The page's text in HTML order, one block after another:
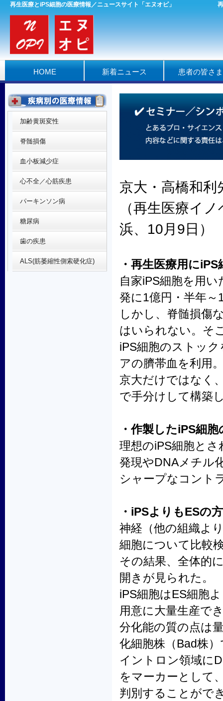
再生医療とiPS細胞の医療情報／ニュースサイト「エヌオピ」
HOME 新着ニュース 患者の皆さ
京大・高橋和利
（再生医療イ
浜、10月9日）
・再生医療用に
自家iPS細胞を用
発に1億円・半年
しかし、脊髄損傷
はいられない。そ
iPS細胞のストッ
アの臍帯血を利用
京大だけではなく
で手分けして構築
・作製したiPS細
理想のiPS細胞と
発現やDNAメチル
シャープなコント
・iPSよりもESの
神経（他の組織よ
細胞について比較
その結果、全体的
開きが見られた。
iPS細胞はES細胞
用意に大量生産で
分化能の質の点は
化細胞株（Bad株
イントロン領域に
をマーカーとして
判別することがで
加齢黄斑変性
脊髄損傷
血小板減少症
心不全／心筋疾患
パーキンソン病
糖尿病
歯の疾患
ALS(筋萎縮性側索硬化症)